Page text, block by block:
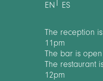
EN
ES
The reception
11pm
The bar is
The restaurant
12pm